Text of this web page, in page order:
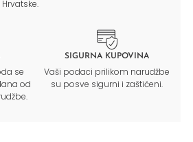
se
od
SIGURNA KUPOVINA
Vaši podaci prilikom narudžbe
su posve sigurni i zaštićeni.